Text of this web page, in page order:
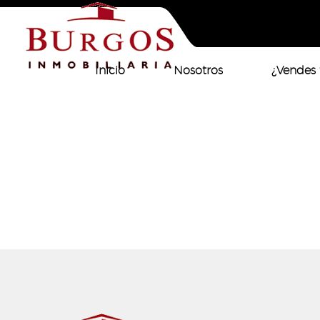
Inicio Nosotros